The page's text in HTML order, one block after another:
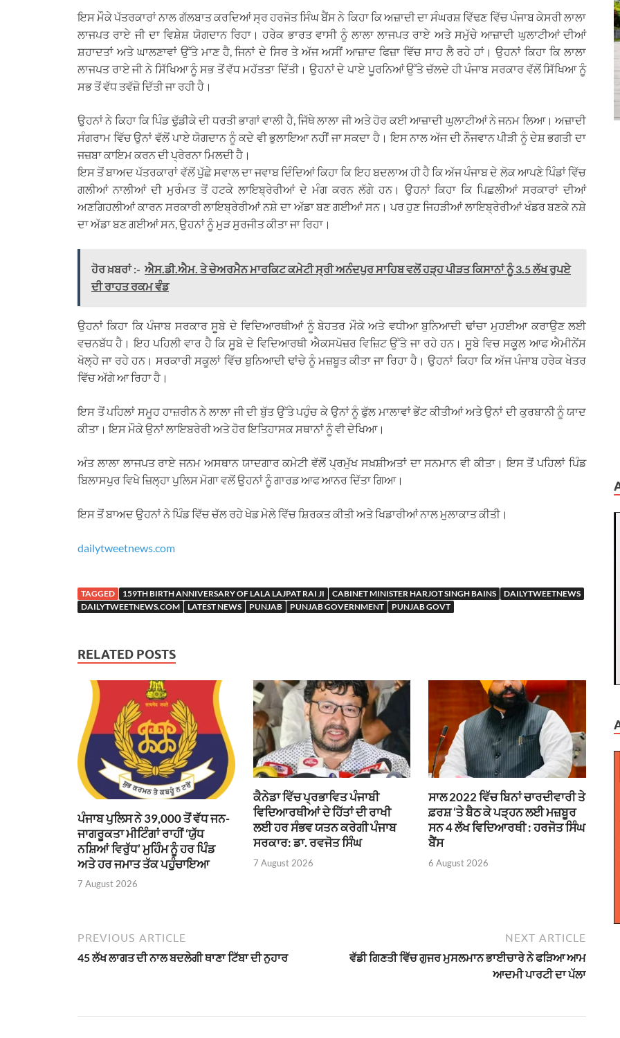
ਇਸ ਮੌਕੇ ਪੱਤਰਕਾਰਾਂ ਨਾਲ ਗੱਲਬਾਤ ਕਰਦਿਆਂ ਸ੍ਰ ਹਰਜੋਤ ਸਿੰਘ ਬੈਂਸ ਨੇ ਕਿਹਾ ਕਿ ਅਜ਼ਾਦੀ ਦਾ ਸੰਘਰਸ਼ ਵਿੱਢਣ ਵਿੱਚ ਪੰਜਾਬ ਕੇਸਰੀ ਲਾਲਾ
ਲਾਜਪਤ ਰਾਏ ਜੀ ਦਾ ਵਿਸ਼ੇਸ਼ ਯੋਗਦਾਨ ਰਿਹਾ। ਹਰੇਕ ਭਾਰਤ ਵਾਸੀ ਨੂੰ ਲਾਲਾ ਲਾਜਪਤ ਰਾਏ ਅਤੇ ਸਮੁੱਚੇ ਆਜ਼ਾਦੀ ਘੁਲਾਟੀਆਂ ਦੀਆਂ
ਸ਼ਹਾਦਤਾਂ ਅਤੇ ਘਾਲਣਾਵਾਂ ਉੱਤੇ ਮਾਣ ਹੈ, ਜਿਨਾਂ ਦੇ ਸਿਰ ਤੇ ਅੱਜ ਅਸੀਂ ਆਜ਼ਾਦ ਫਿਜ਼ਾ ਵਿੱਚ ਸਾਹ ਲੈ ਰਹੇ ਹਾਂ। ਉਹਨਾਂ ਕਿਹਾ ਕਿ ਲਾਲਾ
ਲਾਜਪਤ ਰਾਏ ਜੀ ਨੇ ਸਿੱਖਿਆ ਨੂੰ ਸਭ ਤੋਂ ਵੱਧ ਮਹੱਤਤਾ ਦਿੱਤੀ। ਉਹਨਾਂ ਦੇ ਪਾਏ ਪੂਰਨਿਆਂ ਉੱਤੇ ਚੱਲਦੇ ਹੀ ਪੰਜਾਬ ਸਰਕਾਰ ਵੱਲੋਂ ਸਿੱਖਿਆ ਨੂੰ
ਸਭ ਤੋਂ ਵੱਧ ਤਵੱਜ਼ੋ ਦਿੱਤੀ ਜਾ ਰਹੀ ਹੈ।
ਉਹਨਾਂ ਨੇ ਕਿਹਾ ਕਿ ਪਿੰਡ ਢੁੱਡੀਕੇ ਦੀ ਧਰਤੀ ਭਾਗਾਂ ਵਾਲੀ ਹੈ, ਜਿੱਥੇ ਲਾਲਾ ਜੀ ਅਤੇ ਹੋਰ ਕਈ ਆਜ਼ਾਦੀ ਘੁਲਾਟੀਆਂ ਨੇ ਜਨਮ ਲਿਆ। ਅਜ਼ਾਦੀ
ਸੰਗਰਾਮ ਵਿੱਚ ਉਨਾਂ ਵੱਲੋਂ ਪਾਏ ਯੋਗਦਾਨ ਨੂੰ ਕਦੇ ਵੀ ਭੁਲਾਇਆ ਨਹੀਂ ਜਾ ਸਕਦਾ ਹੈ। ਇਸ ਨਾਲ ਅੱਜ ਦੀ ਨੌਜਵਾਨ ਪੀੜੀ ਨੂੰ ਦੇਸ਼ ਭਗਤੀ ਦਾ
ਜਜ਼ਬਾ ਕਾਇਮ ਕਰਨ ਦੀ ਪ੍ਰੇਰਨਾ ਮਿਲਦੀ ਹੈ।
ਇਸ ਤੋਂ ਬਾਅਦ ਪੱਤਰਕਾਰਾਂ ਵੱਲੋਂ ਪੁੱਛੇ ਸਵਾਲ ਦਾ ਜਵਾਬ ਦਿੰਦਿਆਂ ਕਿਹਾ ਕਿ ਇਹ ਬਦਲਾਅ ਹੀ ਹੈ ਕਿ ਅੱਜ ਪੰਜਾਬ ਦੇ ਲੋਕ ਆਪਣੇ ਪਿੰਡਾਂ ਵਿੱਚ
ਗਲੀਆਂ ਨਾਲੀਆਂ ਦੀ ਮੁਰੰਮਤ ਤੋਂ ਹਟਕੇ ਲਾਇਬ੍ਰੇਰੀਆਂ ਦੇ ਮੰਗ ਕਰਨ ਲੱਗੇ ਹਨ। ਉਹਨਾਂ ਕਿਹਾ ਕਿ ਪਿਛਲੀਆਂ ਸਰਕਾਰਾਂ ਦੀਆਂ
ਅਣਗਿਹਲੀਆਂ ਕਾਰਨ ਸਰਕਾਰੀ ਲਾਇਬ੍ਰੇਰੀਆਂ ਨਸ਼ੇ ਦਾ ਅੱਡਾ ਬਣ ਗਈਆਂ ਸਨ। ਪਰ ਹੁਣ ਜਿਹੜੀਆਂ ਲਾਇਬ੍ਰੇਰੀਆਂ ਖੰਡਰ ਬਣਕੇ ਨਸ਼ੇ
ਦਾ ਅੱਡਾ ਬਣ ਗਈਆਂ ਸਨ, ਉਹਨਾਂ ਨੂੰ ਮੁੜ ਸੁਰਜੀਤ ਕੀਤਾ ਜਾ ਰਿਹਾ।
ਹੋਰ ਖ਼ਬਰਾਂ :- ਐਸ.ਡੀ.ਐਮ. ਤੇ ਚੇਅਰਮੈਨ ਮਾਰਕਿਟ ਕਮੇਟੀ ਸ੍ਰੀ ਅਨੰਦਪੁਰ ਸਾਹਿਬ ਵਲੋਂ ਹੜ੍ਹ ਪੀੜਤ ਕਿਸਾਨਾਂ ਨੂੰ 3.5 ਲੱਖ ਰੁਪਏ
ਦੀ ਰਾਹਤ ਰਕਮ ਵੰਡ
ਉਹਨਾਂ ਕਿਹਾ ਕਿ ਪੰਜਾਬ ਸਰਕਾਰ ਸੂਬੇ ਦੇ ਵਿਦਿਆਰਥੀਆਂ ਨੂੰ ਬੇਹਤਰ ਮੌਕੇ ਅਤੇ ਵਧੀਆ ਬੁਨਿਆਦੀ ਢਾਂਚਾ ਮੁਹਈਆ ਕਰਾਉਣ ਲਈ
ਵਚਨਬੱਧ ਹੈ। ਇਹ ਪਹਿਲੀ ਵਾਰ ਹੈ ਕਿ ਸੂਬੇ ਦੇ ਵਿਦਿਆਰਥੀ ਐਕਸਪੋਜ਼ਰ ਵਿਜ਼ਿਟ ਉੱਤੇ ਜਾ ਰਹੇ ਹਨ। ਸੂਬੇ ਵਿਚ ਸਕੂਲ ਆਫ ਐਮੀਨੇਂਸ
ਖੋਲ੍ਹੇ ਜਾ ਰਹੇ ਹਨ। ਸਰਕਾਰੀ ਸਕੂਲਾਂ ਵਿੱਚ ਬੁਨਿਆਦੀ ਢਾਂਚੇ ਨੂੰ ਮਜ਼ਬੂਤ ਕੀਤਾ ਜਾ ਰਿਹਾ ਹੈ। ਉਹਨਾਂ ਕਿਹਾ ਕਿ ਅੱਜ ਪੰਜਾਬ ਹਰੇਕ ਖੇਤਰ
ਵਿੱਚ ਅੱਗੇ ਆ ਰਿਹਾ ਹੈ।
ਇਸ ਤੋਂ ਪਹਿਲਾਂ ਸਮੂਹ ਹਾਜ਼ਰੀਨ ਨੇ ਲਾਲਾ ਜੀ ਦੀ ਬੁੱਤ ਉੱਤੇ ਪਹੁੰਚ ਕੇ ਉਨਾਂ ਨੂੰ ਫੁੱਲ ਮਾਲਾਵਾਂ ਭੇਂਟ ਕੀਤੀਆਂ ਅਤੇ ਉਨਾਂ ਦੀ ਕੁਰਬਾਨੀ ਨੂੰ ਯਾਦ
ਕੀਤਾ। ਇਸ ਮੌਕੇ ਉਨਾਂ ਲਾਇਬਰੇਰੀ ਅਤੇ ਹੋਰ ਇਤਿਹਾਸਕ ਸਥਾਨਾਂ ਨੂੰ ਵੀ ਦੇਖਿਆ।
ਅੰਤ ਲਾਲਾ ਲਾਜਪਤ ਰਾਏ ਜਨਮ ਅਸਥਾਨ ਯਾਦਗਾਰ ਕਮੇਟੀ ਵੱਲੋਂ ਪ੍ਰਮੁੱਖ ਸਖ਼ਸ਼ੀਅਤਾਂ ਦਾ ਸਨਮਾਨ ਵੀ ਕੀਤਾ। ਇਸ ਤੋਂ ਪਹਿਲਾਂ ਪਿੰਡ
ਬਿਲਾਸਪੁਰ ਵਿਖੇ ਜ਼ਿਲ੍ਹਾ ਪੁਲਿਸ ਮੋਗਾ ਵਲੋਂ ਉਹਨਾਂ ਨੂੰ ਗਾਰਡ ਆਫ ਆਨਰ ਦਿੱਤਾ ਗਿਆ।
ਇਸ ਤੋਂ ਬਾਅਦ ਉਹਨਾਂ ਨੇ ਪਿੰਡ ਵਿੱਚ ਚੱਲ ਰਹੇ ਖੇਡ ਮੇਲੇ ਵਿੱਚ ਸ਼ਿਰਕਤ ਕੀਤੀ ਅਤੇ ਖਿਡਾਰੀਆਂ ਨਾਲ ਮੁਲਾਕਾਤ ਕੀਤੀ।
dailytweetnews.com
TAGGED 159TH BIRTH ANNIVERSARY OF LALA LAJPAT RAI JI CABINET MINISTER HARJOT SINGH BAINS
DAILYTWEETNEWS
DAILYTWEETNEWS.COM
LATEST NEWS PUNJAB PUNJAB GOVERNMENT PUNJAB GOVT
RELATED POSTS
ਪੰਜਾਬ ਪੁਲਿਸ ਨੇ 39,000 ਤੋਂ ਵੱਧ ਜਨ-
ਜਾਗਰੂਕਤਾ ਮੀਟਿੰਗਾਂ ਰਾਹੀਂ ‘ਯੁੱਧ
ਨਸ਼ਿਆਂ ਵਿਰੁੱਧ’ ਮੁਹਿੰਮ ਨੂੰ ਹਰ ਪਿੰਡ
ਅਤੇ ਹਰ ਜਮਾਤ ਤੱਕ ਪਹੁੰਚਾਇਆ
7 August 2026
ਕੈਨੇਡਾ ਵਿੱਚ ਪ੍ਰਭਾਵਿਤ ਪੰਜਾਬੀ
ਵਿਦਿਆਰਥੀਆਂ ਦੇ ਹਿੱਤਾਂ ਦੀ ਰਾਖੀ
ਲਈ ਹਰ ਸੰਭਵ ਯਤਨ ਕਰੇਗੀ ਪੰਜਾਬ
ਸਰਕਾਰ: ਡਾ. ਰਵਜੋਤ ਸਿੰਘ
7 August 2026
ਸਾਲ 2022 ਵਿੱਚ ਬਿਨਾਂ ਚਾਰਦੀਵਾਰੀ ਤੇ
ਫ਼ਰਸ਼ ‘ਤੇ ਬੈਠ ਕੇ ਪੜ੍ਹਨ ਲਈ ਮਜ਼ਬੂਰ
ਸਨ 4 ਲੱਖ ਵਿਦਿਆਰਥੀ : ਹਰਜੋਤ ਸਿੰਘ
ਬੈਂਸ
6 August 2026
PREVIOUS ARTICLE
45 ਲੱਖ ਲਾਗਤ ਦੀ ਨਾਲ ਬਦਲੇਗੀ ਥਾਣਾ ਟਿੱਬਾ ਦੀ ਨੁਹਾਰ
NEXT ARTICLE
ਵੱਡੀ ਗਿਣਤੀ ਵਿੱਚ ਗੁਜਰ ਮੁਸਲਮਾਨ ਭਾਈਚਾਰੇ ਨੇ ਫੜਿਆ ਆਮ
ਆਦਮੀ ਪਾਰਟੀ ਦਾ ਪੱਲਾ